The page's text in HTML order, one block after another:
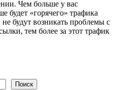
Чем больше у вас
будет «горячего» трафика
будут возникать проблемы с
тем более за этот трафик
Поиск